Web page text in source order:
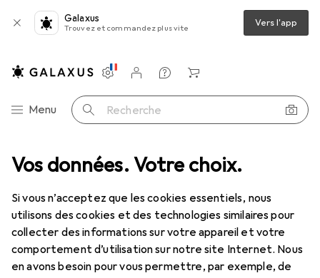
Vos données. Votre choix.
Si vous n’acceptez que les cookies essentiels, nous
utilisons des cookies et des technologies similaires pour
collecter des informations sur votre appareil et votre
comportement d’utilisation sur notre site Internet. Nous
en avons besoin pour vous permettre, par exemple, de
Galaxus
Trouvez et commandez plus vite Vers l'app
Navigation par catégorie
Menu Recherche
Paramètres
Compte client
Listes de comparaison
Listes d'envies
Panier
Chaussures Sandales Birkenstock Pantoletten Arizona
9 images
EUR
119,–